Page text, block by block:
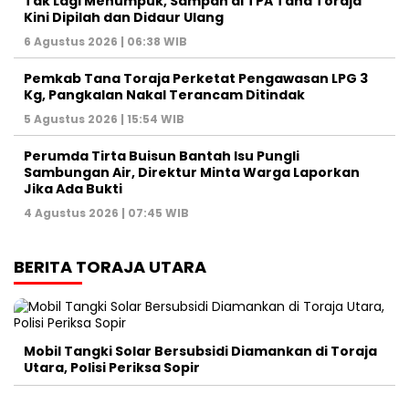
Kini Dipilah dan Didaur Ulang
6 Agustus 2026 | 06:38 WIB
Pemkab Tana Toraja Perketat Pengawasan LPG 3
Kg, Pangkalan Nakal Terancam Ditindak
5 Agustus 2026 | 15:54 WIB
Perumda Tirta Buisun Bantah Isu Pungli
Sambungan Air, Direktur Minta Warga Laporkan
Jika Ada Bukti
4 Agustus 2026 | 07:45 WIB
BERITA TORAJA UTARA
Mobil Tangki Solar Bersubsidi Diamankan di Toraja
Utara, Polisi Periksa Sopir